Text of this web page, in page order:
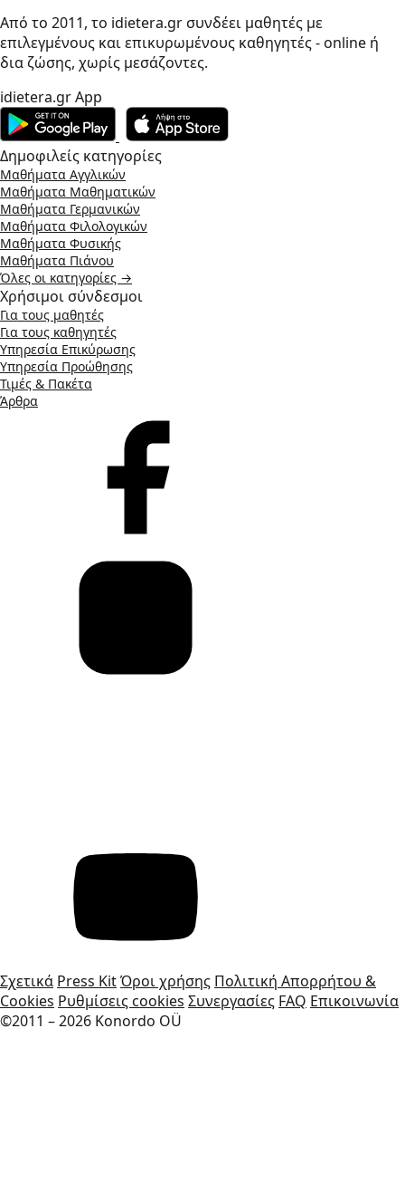
Από το 2011, το idietera.gr συνδέει μαθητές με
επιλεγμένους και επικυρωμένους καθηγητές - online ή
δια ζώσης, χωρίς μεσάζοντες.
idietera.gr App
Δημοφιλείς κατηγορίες
Μαθήματα Αγγλικών
Μαθήματα Μαθηματικών
Μαθήματα Γερμανικών
Μαθήματα Φιλολογικών
Μαθήματα Φυσικής
Μαθήματα Πιάνου
Όλες οι κατηγορίες →
Χρήσιμοι σύνδεσμοι
Για τους μαθητές
Για τους καθηγητές
Υπηρεσία Επικύρωσης
Υπηρεσία Προώθησης
Τιμές & Πακέτα
Άρθρα
Σχετικά Press KitΌροι χρήσης Πολιτική Απορρήτου &
Cookies Ρυθμίσεις cookies Συνεργασίες FAQ Επικοινωνία
©2011 – 2026 Konordo OÜ